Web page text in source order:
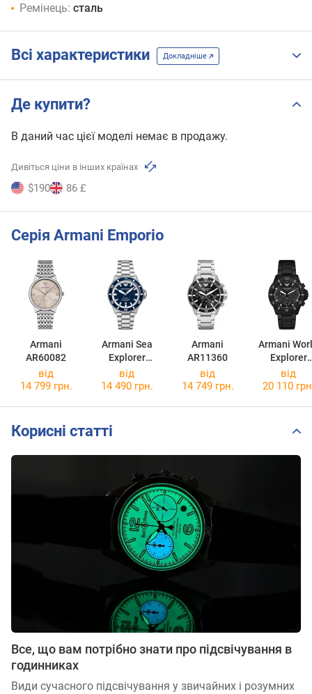
Ремінець: сталь
Всі характеристики Докладніше
Де купити?
В даний час цієї моделі немає в продажу.
Дивіться ціни в інших країнах
$190 86 £
Серія Armani Emporio
Armani
AR60082
Armani Sea
Explorer
AR60079
Armani
AR11360
Armani
Explorer
AR11784
від
14 799 грн.
від
14 490 грн.
від
14 749 грн.
від
20 110
Корисні статті
Все, що вам потрібно знати про підсвічування в
годинниках
Види сучасного підсвічування у звичайних і розумних